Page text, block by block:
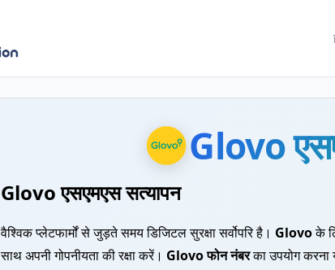
Glovo
Glovo एसएमएस सत्यापन
वैश्विक प्लेटफार्मों से जुड़ते समय डिजिटल सुरक्षा सर्वोपरि है। Glovoके
साथ अपनी गोपनीयता की रक्षा करें। Glovo फोन नंबरका उपयोग करना